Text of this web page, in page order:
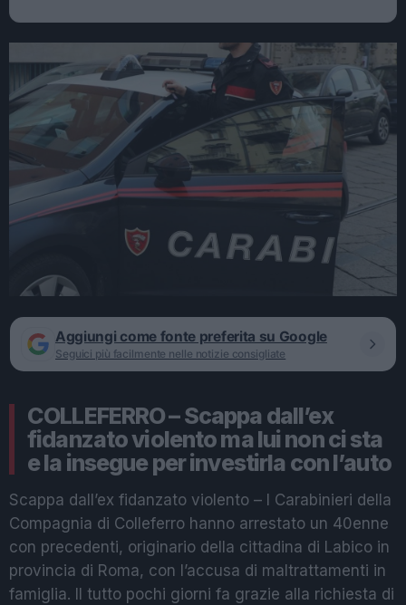
Aggiungi come fonte preferita su Google
Seguici più facilmente nelle notizie consigliate
COLLEFERRO – Scappa dall’ex
fidanzato violento ma lui non ci sta
e la insegue per investirla con l’auto
Scappa dall’ex fidanzato violento – I Carabinieri della
Compagnia di Colleferro hanno arrestato un 40enne
con precedenti, originario della cittadina di Labico in
provincia di Roma, con l’accusa di maltrattamenti in
famiglia. Il tutto pochi giorni fa grazie alla richiesta di